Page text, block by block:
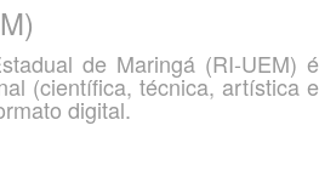
de Maringá (RI-UEM) é
(científica, técnica, artística e
digital.